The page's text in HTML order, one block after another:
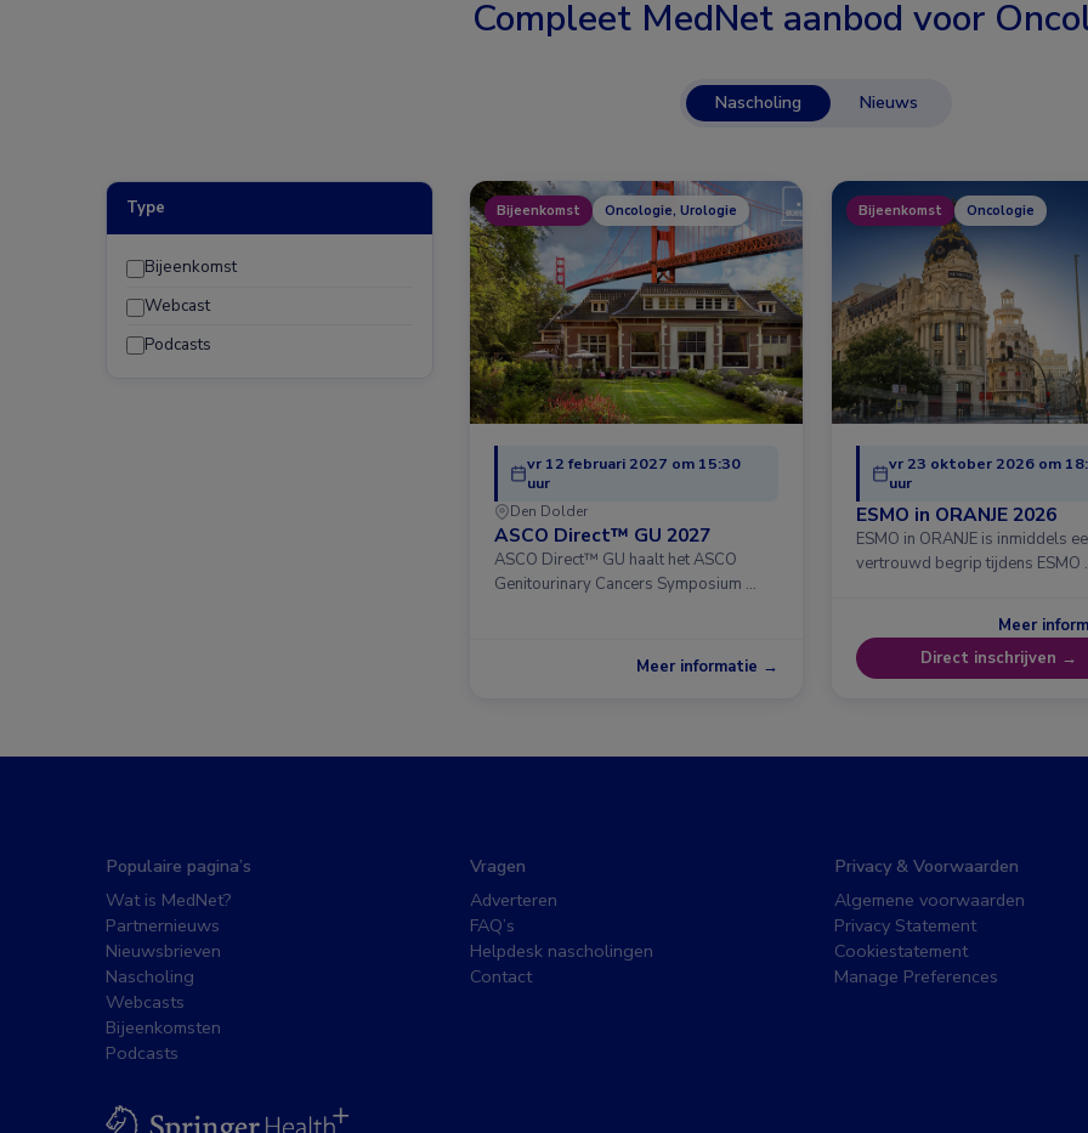
Compleet MedNet aanbod voor
Nascholing Nieuws
Type
Bijeenkomst
Webcast
Podcasts
Bijeenkomst Oncologie, Urologie
vr 12 februari 2027 om 15:30
uur
Den Dolder
ASCO Direct™ GU 2027
ASCO Direct™ GU haalt het ASCO
Genitourinary Cancers Symposium …
Meer informatie →
Bijeenkomst Oncologie
vr 23 oktober 2026 om
uur
ESMO in ORANJE 2026
ESMO in ORANJE is inmiddels
vertrouwd begrip tijdens ESMO
Meer
Direct inschrijven →
Populaire pagina’s
Wat is MedNet?
Partnernieuws
Nieuwsbrieven
Nascholing
Webcasts
Bijeenkomsten
Podcasts
Vragen
Adverteren
FAQ’s
Helpdesk nascholingen
Contact
Privacy & Voorwaarden
Algemene voorwaarden
Privacy Statement
Cookiestatement
Manage Preferences
BSL